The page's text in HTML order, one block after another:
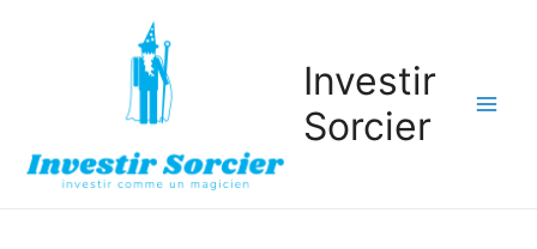
Investir
Sorcier